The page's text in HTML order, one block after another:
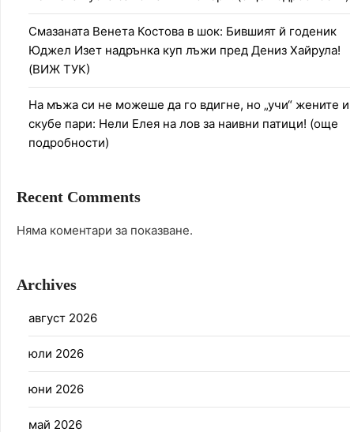
Смазаната Венета Костова в шок: Бившият й годеник
Юджел Изет надрънка куп лъжи пред Дениз Хайрула!
(ВИЖ ТУК)
На мъжа си не можеше да го вдигне, но „учи“ жените и
скубе пари: Нели Елея на лов за наивни патици! (още
подробности)
Recent Comments
Няма коментари за показване.
Archives
август 2026
юли 2026
юни 2026
май 2026